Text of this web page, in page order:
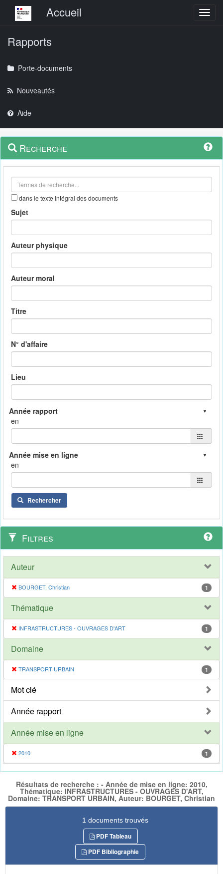
Menu principalAccueil
Rapports
Porte-documents
Nouveautés
Aide
Navigation
outils
Menu
contextuel
Recherche
dans le texte intégral des documents
Sujet
Auteur physique
Auteur moral
Titre
N° d'affaire
Lieu
en
en
Rechercher
Filtres
Auteur
BOURGET, Christian 1
Thématique
INFRASTRUCTURES - OUVRAGES D'ART 1
Domaine
TRANSPORT URBAIN 1
Mot clé
Année rapport
Année mise en ligne
2010 1
Résultats de recherche : - Année de mise en ligne: 2010,
Thématique: INFRASTRUCTURES - OUVRAGES D'ART,
Domaine: TRANSPORT URBAIN, Auteur: BOURGET, Christian
1 documents trouvés
PDF Tableau
PDF Bibliographie